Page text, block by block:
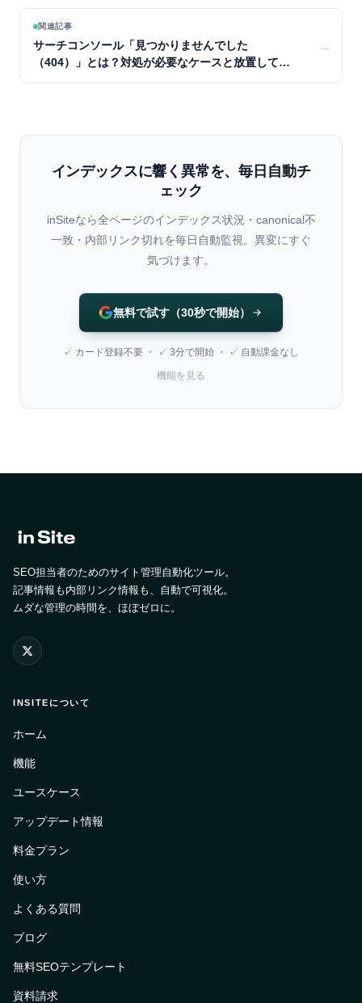
関連記事
サーチコンソール「見つかりませんでした
（404）」とは？対処が必要なケースと放置してよ
→
インデックスに響く異常を、毎日自動チ
ェック
inSiteなら全ページのインデックス状況・canonical不
一致・内部リンク切れを毎日自動監視。異変にすぐ
気づけます。
無料で試す（30秒で開始）
✓ カード登録不要 ・ ✓ 3分で開始 ・ ✓ 自動課金なし
機能を見る
SEO担当者のためのサイト管理自動化ツール。
記事情報も内部リンク情報も、自動で可視化。
ムダな管理の時間を、ほぼゼロに。
INSITEについて
ホーム
機能
ユースケース
アップデート情報
料金プラン
使い方
よくある質問
ブログ
無料SEOテンプレート
資料請求